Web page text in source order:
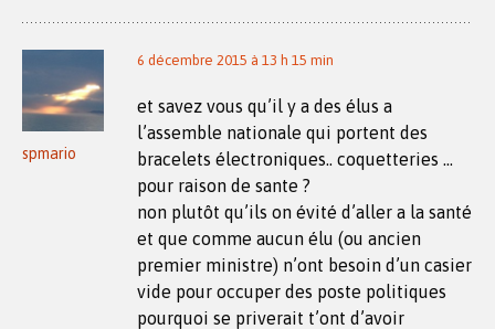
spmario
6 décembre 2015 à 13 h 15 min
et savez vous qu’il y a des élus a
l’assemble nationale qui portent des
bracelets électroniques.. coquetteries …
pour raison de sante ?
non plutôt qu’ils on évité d’aller a la santé
et que comme aucun élu (ou ancien
premier ministre) n’ont besoin d’un casier
vide pour occuper des poste politiques
pourquoi se priverait t’ont d’avoir